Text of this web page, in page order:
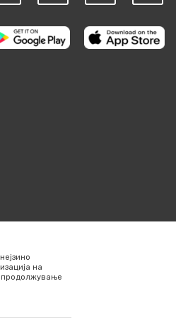
на
продолжување